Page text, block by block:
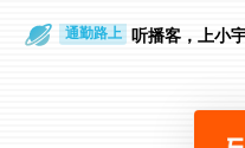
通勤路上 听播客，上小